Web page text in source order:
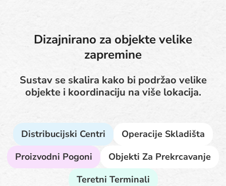
Dizajnirano za objekte velike
zapremine
Sustav se skalira kako bi podržao velike
objekte i koordinaciju na više lokacija.
Distribucijski Centri
Operacije Skladišta
Proizvodni Pogoni
Objekti Za Prekrcavanje
Teretni Terminali